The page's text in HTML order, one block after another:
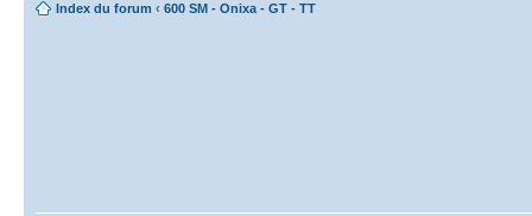
Index du forum ‹ 600 SM - Onixa - GT - TT